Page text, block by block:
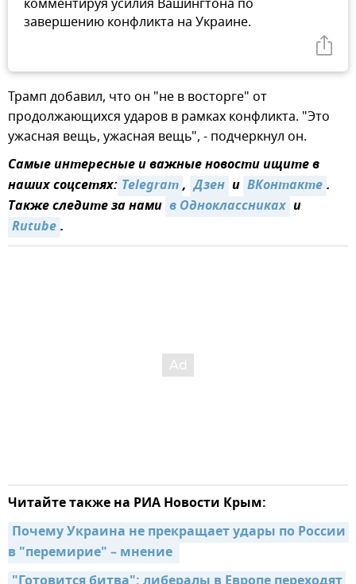
завершению конфликта на Украине.
Трамп добавил, что он "не в восторге" от
продолжающихся ударов в рамках конфликта. "Это
ужасная вещь, ужасная вещь", - подчеркнул он.
Самые интересные и важные новости ищите в
наших соцсетях: Telegram, Дзен и ВКонтакте.
Также следите за нами в Одноклассниках и
Rutube.
Читайте также на РИА Новости Крым:
Почему Украина не прекращает удары по России
в "перемирие" – мнение